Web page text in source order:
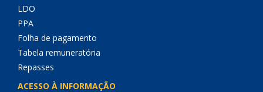
LDO
PPA
Folha de pagamento
Tabela remuneratória
Repasses
ACESSO À INFORMAÇÃO